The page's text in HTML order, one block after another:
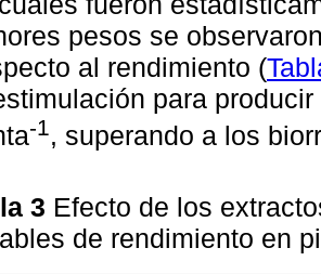
pesos se
al rendimiento (
para
-1, superando a los
3 Efecto de los
de rendimiento en